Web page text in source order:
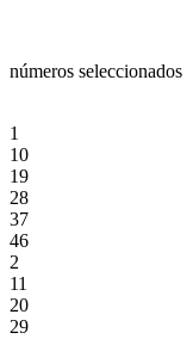
números seleccionados
1
10
19
28
37
46
2
11
20
29